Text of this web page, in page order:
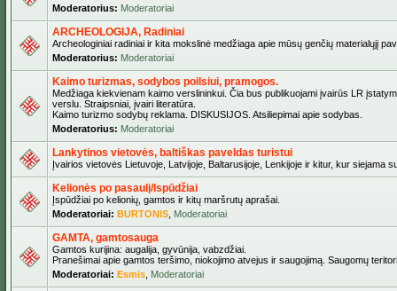
Moderatorius: Moderatoriai
ARCHEOLOGIJA, Radiniai
Archeologiniai radiniai ir kita mokslinė medžiaga apie mūsų genčių materialųjį
Moderatorius: Moderatoriai
Kaimo turizmas, sodybos poilsiui, pramogos.
Medžiaga kiekvienam kaimo verslininkui. Čia bus publikuojami įvairūs LR
verslu. Straipsniai, įvairi literatūra.
Kaimo turizmo sodybų reklama. DISKUSIJOS. Atsiliepimai apie sodybas.
Moderatorius: Moderatoriai
Lankytinos vietovės, baltiškas paveldas turistui
Įvairios vietovės Lietuvoje, Latvijoje, Baltarusijoje, Lenkijoje ir kitur, kur siejama
Kelionės po pasaulį/Ispūdžiai
Įspūdžiai po kelionių, gamtos ir kitų maršrutų aprašai.
Moderatoriai: BURTONIS Moderatoriai
GAMTA, gamtosauga
Gamtos kurijina: augalija, gyvūnija, vabzdžiai.
Pranešimai apie gamtos teršimo, niokojimo atvejus ir saugojimą. Saugomų
Moderatoriai: Esmis Moderatoriai